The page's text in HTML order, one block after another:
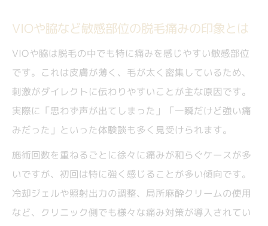
VIOや脇など敏感部位の脱毛痛みの印象とは
VIOや脇は脱毛の中でも特に痛みを感じやすい敏感部位
です。これは皮膚が薄く、毛が太く密集しているため、
刺激がダイレクトに伝わりやすいことが主な原因です。
実際に「思わず声が出てしまった」「一瞬だけど強い痛
みだった」といった体験談も多く見受けられます。
施術回数を重ねるごとに徐々に痛みが和らぐケースが多
いですが、初回は特に強く感じることが多い傾向です。
冷却ジェルや照射出力の調整、局所麻酔クリームの使用
など、クリニック側でも様々な痛み対策が導入されてい